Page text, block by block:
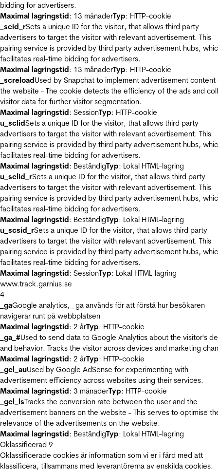
bidding for advertisers.
Maximal lagringstid: 13 månaderTyp: HTTP-cookie
_scid_rSets a unique ID for the visitor, that allows third party
advertisers to target the visitor with relevant advertisement. This
pairing service is provided by third party advertisement hubs,
facilitates real-time bidding for advertisers.
Maximal lagringstid: 13 månaderTyp: HTTP-cookie
_screloadUsed by Snapchat to implement advertisement content
the website - The cookie detects the efficiency of the ads and
visitor data for further visitor segmentation.
Maximal lagringstid: SessionTyp: HTTP-cookie
u_sclidSets a unique ID for the visitor, that allows third party
advertisers to target the visitor with relevant advertisement. This
pairing service is provided by third party advertisement hubs,
facilitates real-time bidding for advertisers.
Maximal lagringstid: BeständigTyp: Lokal HTML-lagring
u_sclid_rSets a unique ID for the visitor, that allows third party
advertisers to target the visitor with relevant advertisement. This
pairing service is provided by third party advertisement hubs,
facilitates real-time bidding for advertisers.
Maximal lagringstid: BeständigTyp: Lokal HTML-lagring
u_scsid_rSets a unique ID for the visitor, that allows third party
advertisers to target the visitor with relevant advertisement. This
pairing service is provided by third party advertisement hubs,
facilitates real-time bidding for advertisers.
Maximal lagringstid: SessionTyp: Lokal HTML-lagring
www.track.garnius.se
4
_gaGoogle analytics, _ga används för att förstå hur besökaren
navigerar runt på webbplatsen
Maximal lagringstid: 2 årTyp: HTTP-cookie
_ga_#Used to send data to Google Analytics about the visitor's
and behavior. Tracks the visitor across devices and marketing
Maximal lagringstid: 2 årTyp: HTTP-cookie
_gcl_auUsed by Google AdSense for experimenting with
advertisement efficiency across websites using their services.
Maximal lagringstid: 3 månaderTyp: HTTP-cookie
_gcl_lsTracks the conversion rate between the user and the
advertisement banners on the website - This serves to optimise
relevance of the advertisements on the website.
Maximal lagringstid: BeständigTyp: Lokal HTML-lagring
Oklassificerad 9
Oklassificerade cookies är information som vi er i färd med att
klassificera, tillsammans med leverantörerna av enskilda cookies.